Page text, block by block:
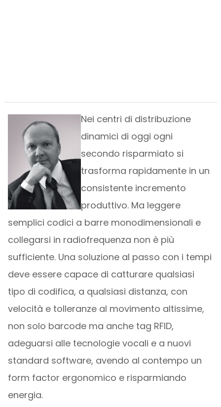
Nei centri di distribuzione
dinamici di oggi ogni
secondo risparmiato si
trasforma rapidamente in un
consistente incremento
produttivo. Ma leggere
semplici codici a barre monodimensionali e
collegarsi in radiofrequenza non è più
sufficiente. Una soluzione al passo con i tempi
deve essere capace di catturare qualsiasi
tipo di codifica, a qualsiasi distanza, con
velocità e tolleranze al movimento altissime,
non solo barcode ma anche tag RFID,
adeguarsi alle tecnologie vocali e a nuovi
standard software, avendo al contempo un
form factor ergonomico e risparmiando
energia.